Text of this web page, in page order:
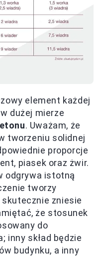
element każdej
dużej mierze
. Uważam, że
tworzeniu solidnej
proporcje
piasek oraz żwir.
odgrywa istotną
tworzy
skutecznie zniesie
że stosunek
do
inny skład będzie
budynku, a inny